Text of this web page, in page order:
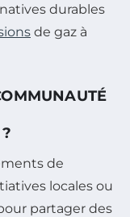
durables
de gaz à
de
locales ou
partager des